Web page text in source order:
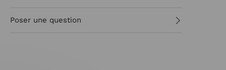
Poser une question